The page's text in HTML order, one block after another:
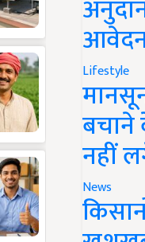
Lifestyle
नहीं
News